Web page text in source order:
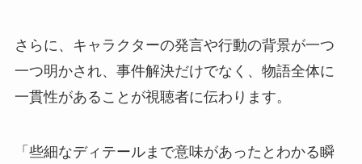
さらに、キャラクターの発言や行動の背景が一つ
一つ明かされ、事件解決だけでなく、物語全体に
一貫性があることが視聴者に伝わります。
「些細なディテールまで意味があったとわかる瞬